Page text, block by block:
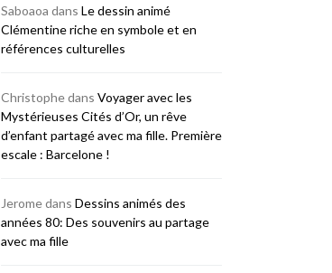
Saboaoa dans Le dessin animé
Clémentine riche en symbole et en
références culturelles
Christophedans Voyager avec les
Mystérieuses Cités d’Or, un rêve
d’enfant partagé avec ma fille. Première
escale : Barcelone !
Jeromedans Dessins animés des
années 80: Des souvenirs au partage
avec ma fille